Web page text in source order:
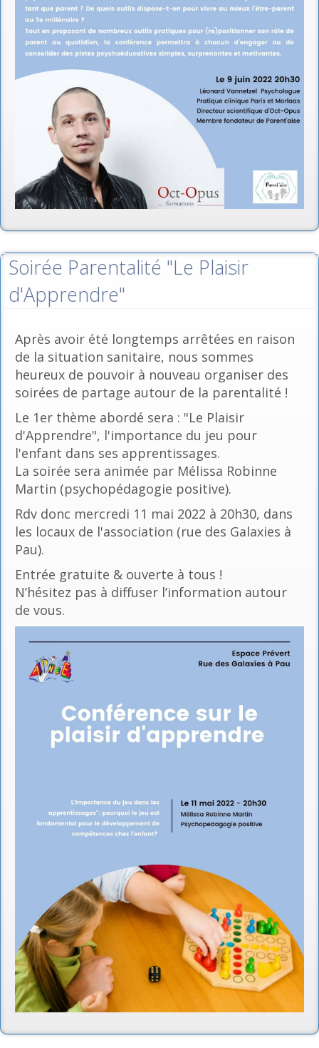
Soirée Parentalité "Le Plaisir
d'Apprendre"
Après avoir été longtemps arrêtées en raison
de la situation sanitaire, nous sommes
heureux de pouvoir à nouveau organiser des
soirées de partage autour de la parentalité !
Le 1er thème abordé sera : "Le Plaisir
d'Apprendre", l'importance du jeu pour
l'enfant dans ses apprentissages.
La soirée sera animée par Mélissa Robinne
Martin (psychopédagogie positive).
Rdv donc mercredi 11 mai 2022 à 20h30, dans
les locaux de l'association (rue des Galaxies à
Pau).
Entrée gratuite & ouverte à tous !
N’hésitez pas à diffuser l’information autour
de vous.